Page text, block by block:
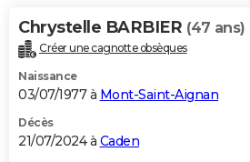
Chrystelle BARBIER (47 ans)
Créer une cagnotte obsèques
Naissance
03/07/1977 à Mont-Saint-Aignan
Décès
21/07/2024 à Caden